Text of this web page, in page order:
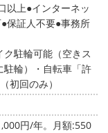
以上 インターネッ
保証人不要 事務所
駐輪可能（空きス
駐輪）・自転車「許
初回のみ）
円/年。月額:550